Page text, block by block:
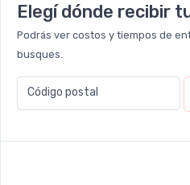
Elegí dónde recibir
Podrás ver costos y tiempos de
busques.
Código postal
Email* (ej.